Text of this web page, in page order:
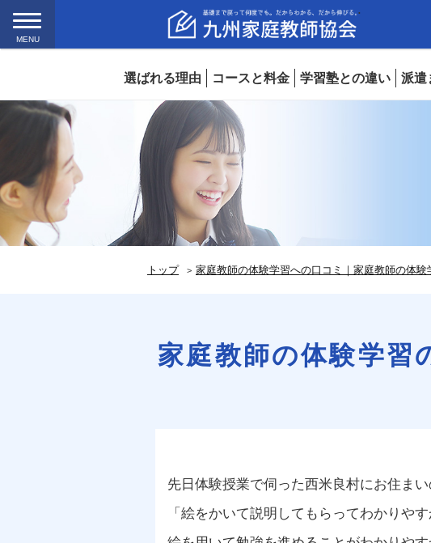
MENU
選ばれる理由 コースと料金 学習塾との違い 派遣
トップ 家庭教師の体験学習への口コミ｜家庭教師の体
家庭教師の体験学習
先日体験授業で伺った西米良村にお住ま
「絵をかいて説明してもらってわかりや